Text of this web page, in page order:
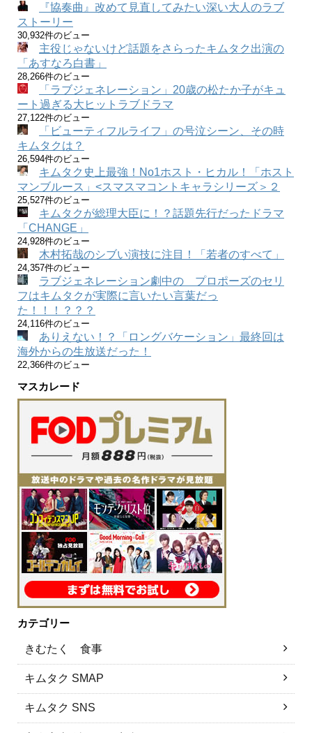
『協奏曲』改めて見直してみたい深い大人のラブ
ストーリー
30,932件のビュー
主役じゃないけど話題をさらったキムタク出演の
「あすなろ白書」
28,266件のビュー
「ラブジェネレーション」20歳の松たか子がキュ
ート過ぎる大ヒットラブドラマ
27,122件のビュー
「ビューティフルライフ」の号泣シーン、その時
キムタクは？
26,594件のビュー
キムタク史上最強！No1ホスト・ヒカル！「ホスト
マンブルース」<スマスマコントキャラシリーズ＞２
25,527件のビュー
キムタクが総理大臣に！？話題先行だったドラマ
「CHANGE」
24,928件のビュー
木村拓哉のシブい演技に注目！「若者のすべて」
24,357件のビュー
ラブジェネレーション劇中の プロポーズのセリ
フはキムタクが実際に言いたい言葉だっ
た！！！？？？
24,116件のビュー
ありえない！？「ロングバケーション」最終回は
海外からの生放送だった！
22,366件のビュー
マスカレード
カテゴリー
きむたく 食事
キムタク SMAP
キムタク SNS